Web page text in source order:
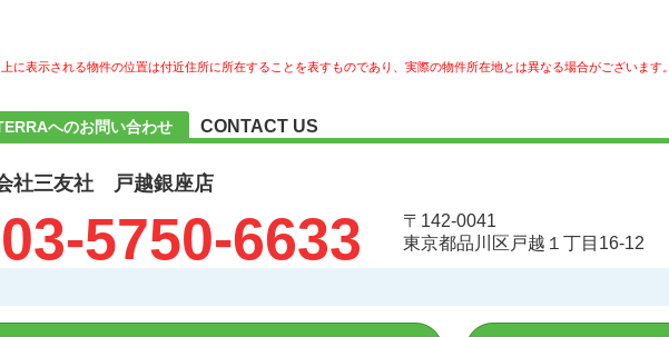
に表示される物件の位置は付近住所に所在することを表すものであり、実際の物件所在地とは異なる場合がございます。
へのお問い合わせ CONTACT US
社三友社 戸越銀座店
03-5750-6633
〒142-0041
東京都品川区戸越１丁目16-12